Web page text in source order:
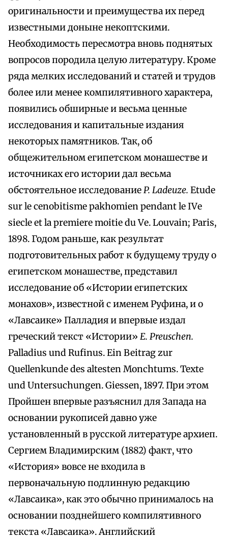
оригинальности и преимущества их перед
известными доныне некоптскими.
Необходимость пересмотра вновь поднятых
вопросов породила целую литературу. Кроме
ряда мелких исследований и статей и трудов
более или менее компилятивного характера,
появились обширные и весьма ценные
исследования и капитальные издания
некоторых памятников. Так, об
общежительном египетском монашестве и
источниках его истории дал весьма
обстоятельное исследованиеP. Ladeuze. Etude
sur le cenobitisme pakhomien pendant le IVе
siecle et la premiere moitie du Vе. Louvain; Paris,
1898. Годом раньше, как результат
подготовительных работ к будущему труду о
египетском монашестве, представил
исследование об «Истории египетских
монахов», известной с именем Руфина, и о
«Лавсаике» Палладия и впервые издал
греческий текст «Истории» Е. Preuschen.
Palladius und Rufinus. Ein Beitrag zur
Quellenkunde des altesten Monchtums. Texte
und Untersuchungen. Giessen, 1897. При этом
Пройшен впервые разъяснил для Запада на
основании рукописей давно уже
установленный в русской литературе архиеп.
Сергием Владимирским (1882) факт, что
«История» вовсе не входила в
первоначальную подлинную редакцию
«Лавсаика», как это обычно принималось на
основании позднейшего компилятивного
текста «Лавсаика». Английский